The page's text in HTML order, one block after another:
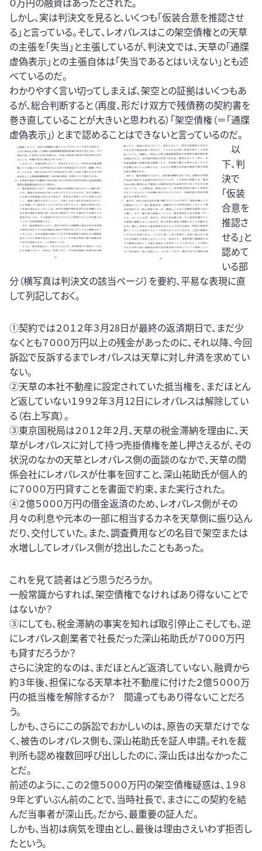
しかし、実は判決文を見ると、いくつも「仮装合意を推認させ
る」と言っている。そして、レオパレスはこの架空債権との天草
の主張を「失当」と主張しているが、判決文では、天草の「通牒
虚偽表示」との主張自体は「失当であるとはいえない」とも述
べているのだ。
わかりやすく言い切ってしまえば、架空との証拠はいくつもあ
るが、総合判断すると（再度、形だけ双方で残債務の契約書を
巻き直していることが大きいと思われる）「架空債権（＝「通牒
虚偽表示」）とまで認めることはできないと言っているのだ。
以
下、判
決で
「仮装
合意を
推認さ
せる」と
認めて
いる部
分（横写真は判決文の該当ページ）を要約、平易な表現に直
して列記しておく。
①契約では２０１２年３月28日が最終の返済期日で、まだ少
なくとも７０００万円以上の残金があったのに、それ以降、今回
訴訟で反訴するまでレオパレスは天草に対し弁済を求めてい
ない。
②天草の本社不動産に設定されていた抵当権を、まだほとん
ど返していない１９９２年３月12日にレオパレスは解除してい
る（右上写真）。
③東京国税局は２０１２年２月、天草の税金滞納を理由に、天
草がレオパレスに対して持つ売掛債権を差し押さえるが、その
状況のなかの天草とレオパレス側の面談のなかで、天草の関
係会社にレオパレスが仕事を回すこと、深山祐助氏が個人的
に７０００万円貸すことを書面で約束、また実行された。
④２億５０００万円の借金返済のため、レオパレス側がその
月々の利息や元本の一部に相当するカネを天草側に振り込ん
だり、交付していた。また、調査費用などの名目で架空または
水増ししてレオパレス側が捻出したこともあった。
これを見て読者はどう思うだろうか。
一般常識からすれば、架空債権でなければあり得ないことで
はないか？
③にしても、税金滞納の事実を知れば取引停止こそしても、逆
にレオパレス創業者で社長だった深山祐助氏が７０００万円
も貸すだろうか？
さらに決定的なのは、まだほとんど返済していない、融資から
約３年後、担保になる天草本社不動産に付けた２億５０００万
円の抵当権を解除するか？ 間違ってもあり得ないことだろ
う。
しかも、さらにこの訴訟でおかしいのは、原告の天草だけでな
く、被告のレオパレス側も、深山祐助氏を証人申請。それを裁
判所も認め複数回呼び出ししたのに、深山氏は出なかったこ
とだ。
前述のように、この２億５０００万円の架空債権疑惑は、１９８
９年とずいぶん前のことで、当時社長で、まさにこの契約を結
んだ当事者が深山氏。だから、最重要の証人だ。
しかも、当初は病気を理由とし、最後は理由さえいわず拒否し
たという。